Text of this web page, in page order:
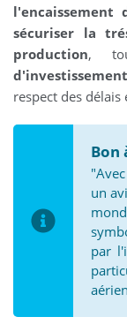
l'encaissement
sécuriser la
production,
respect des
Bon
un
par